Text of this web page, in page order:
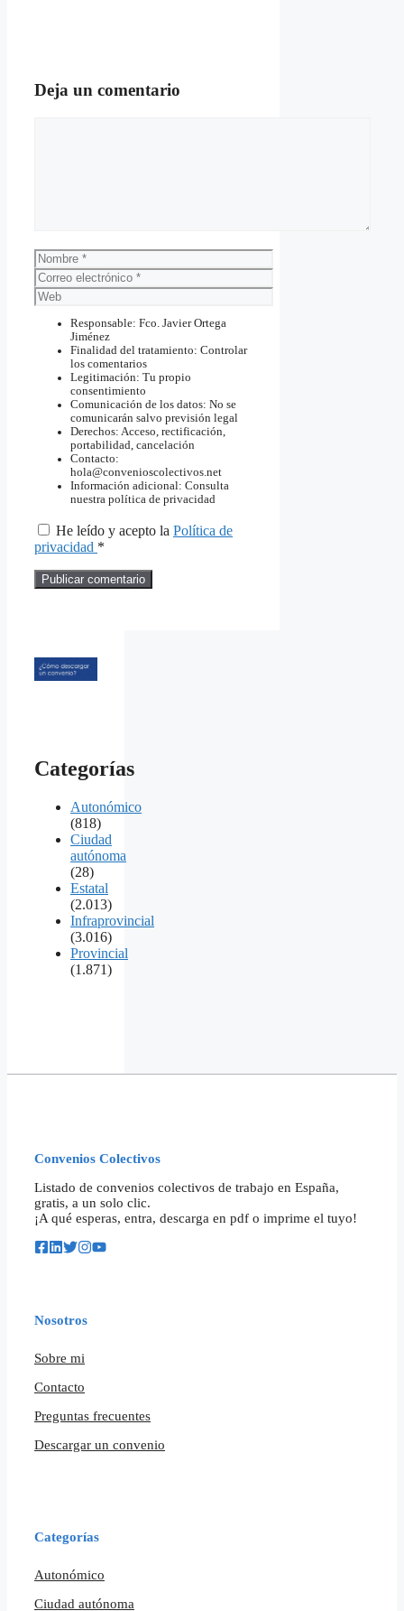
Deja un comentario
Nombre
Correo
electrónico
Web
Responsable: Fco. Javier Ortega
Jiménez
Finalidad del tratamiento: Controlar
los comentarios
Legitimación: Tu propio
consentimiento
Comunicación de los datos: No se
comunicarán salvo previsión legal
Derechos: Acceso, rectificación,
portabilidad, cancelación
Contacto:
hola@convenioscolectivos.net
Información adicional: Consulta
nuestra política de privacidad
He leído y acepto la Política de
privacidad *
Categorías
Autonómico
(818)
Ciudad
autónoma
(28)
Estatal
(2.013)
Infraprovincial
(3.016)
Provincial
(1.871)
Convenios Colectivos
Listado de convenios colectivos de trabajo en España,
gratis, a un solo clic.
¡A qué esperas, entra, descarga en pdf o imprime el tuyo!
Nosotros
Sobre mi
Contacto
Preguntas frecuentes
Descargar un convenio
Categorías
Autonómico
Ciudad autónoma